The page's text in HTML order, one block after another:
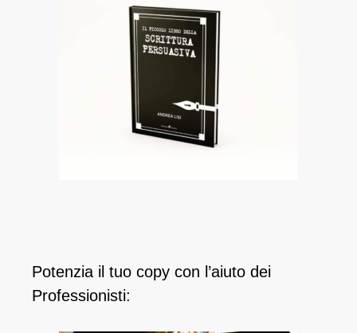
Potenzia il tuo copy con l’aiuto dei
Professionisti: